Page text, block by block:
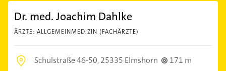
Dr. med. Joachim Dahlke
ÄRZTE: ALLGEMEINMEDIZIN (FACHÄRZTE)
Schulstraße 46-50,25335 Elmshorn
171 m